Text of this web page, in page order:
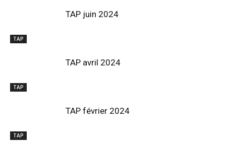
TAP
TAP juin 2024
TAP
TAP avril 2024
TAP
TAP février 2024